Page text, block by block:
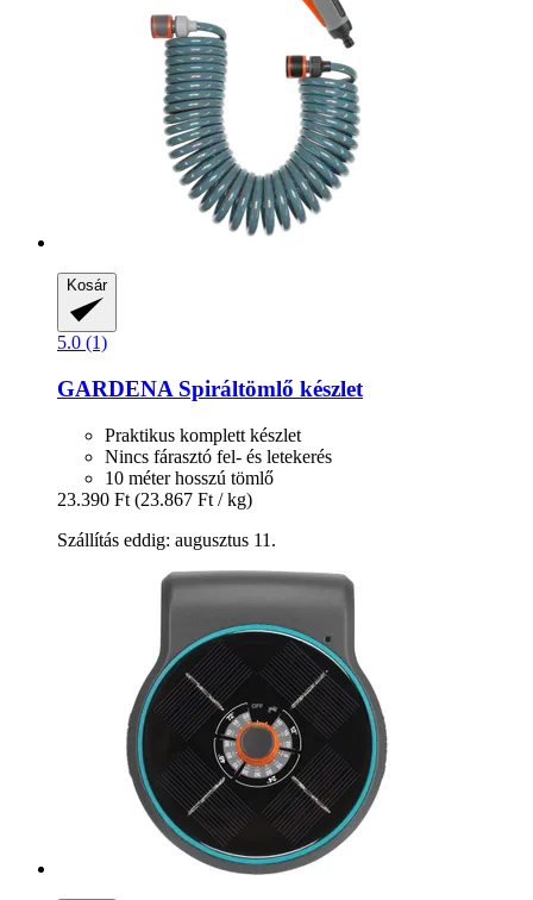
Kosár
5.0 (1)
GARDENA Spiráltömlő készlet
Praktikus komplett készlet
Nincs fárasztó fel- és letekerés
10 méter hosszú tömlő
23.390 Ft (23.867 Ft / kg)
Szállítás eddig: augusztus 11.